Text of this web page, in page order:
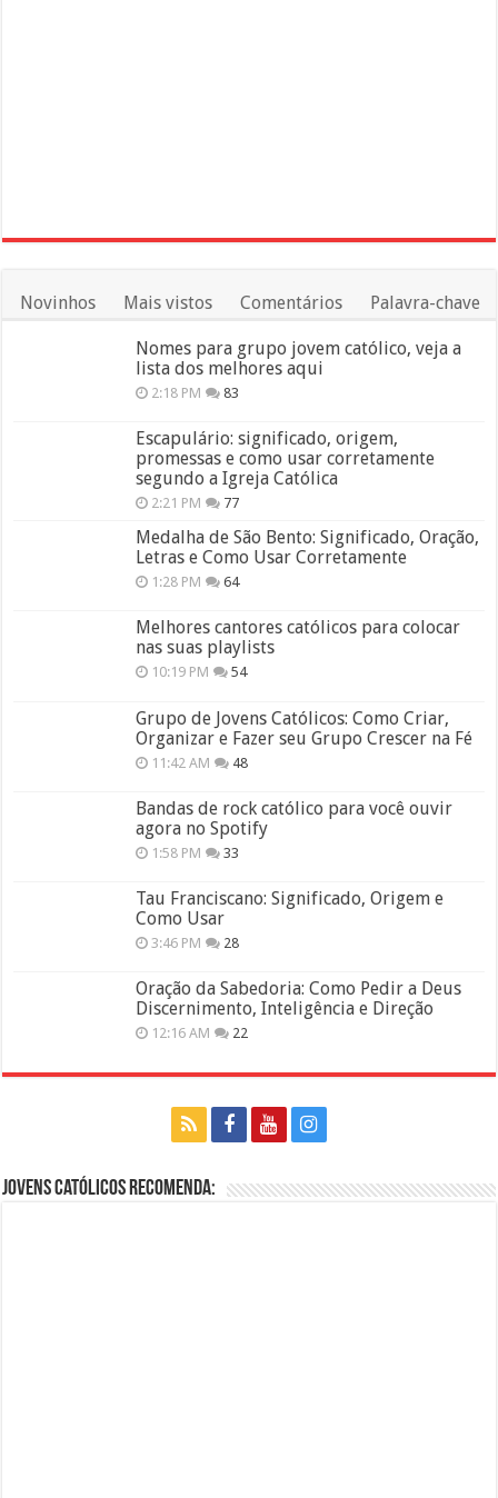
Novinhos Mais vistos Comentários Palavra-chave
Nomes para grupo jovem católico, veja a
lista dos melhores aqui
2:18 PM 83
Escapulário: significado, origem,
promessas e como usar corretamente
segundo a Igreja Católica
2:21 PM 77
Medalha de São Bento: Significado, Oração,
Letras e Como Usar Corretamente
1:28 PM 64
Melhores cantores católicos para colocar
nas suas playlists
10:19 PM 54
Grupo de Jovens Católicos: Como Criar,
Organizar e Fazer seu Grupo Crescer na Fé
11:42 AM 48
Bandas de rock católico para você ouvir
agora no Spotify
1:58 PM 33
Tau Franciscano: Significado, Origem e
Como Usar
3:46 PM 28
Oração da Sabedoria: Como Pedir a Deus
Discernimento, Inteligência e Direção
12:16 AM 22
Jovens Católicos Recomenda: